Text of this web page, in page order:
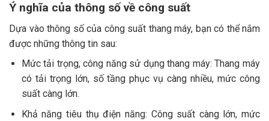
Ý nghĩa của thông số về công suất
Dựa vào thông số của công suất thang máy, bạn có thể nắm
được những thông tin sau:
Mức tải trọng, công năng sử dụng thang máy: Thang máy
có tải trọng lớn, số tầng phục vụ càng nhiều, mức công
suất càng lớn.
Khả năng tiêu thụ điện năng: Công suất càng lớn, mức